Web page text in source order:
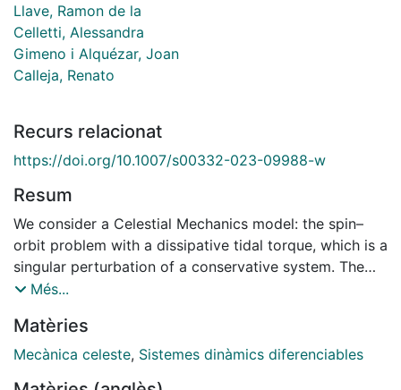
Llave, Ramon de la
Celletti, Alessandra
Gimeno i Alquézar, Joan
Calleja, Renato
Recurs relacionat
https://doi.org/10.1007/s00332-023-09988-w
Resum
We consider a Celestial Mechanics model: the spin–
orbit problem with a dissipative tidal torque, which is a
singular perturbation of a conservative system. The
goal of this paper is to show that it is possible to
computation of quasi-periodic attractors for
parameter values extremely close to the breakdown
Més...
Matèries
Mecànica celeste, Sistemes dinàmics diferenciables